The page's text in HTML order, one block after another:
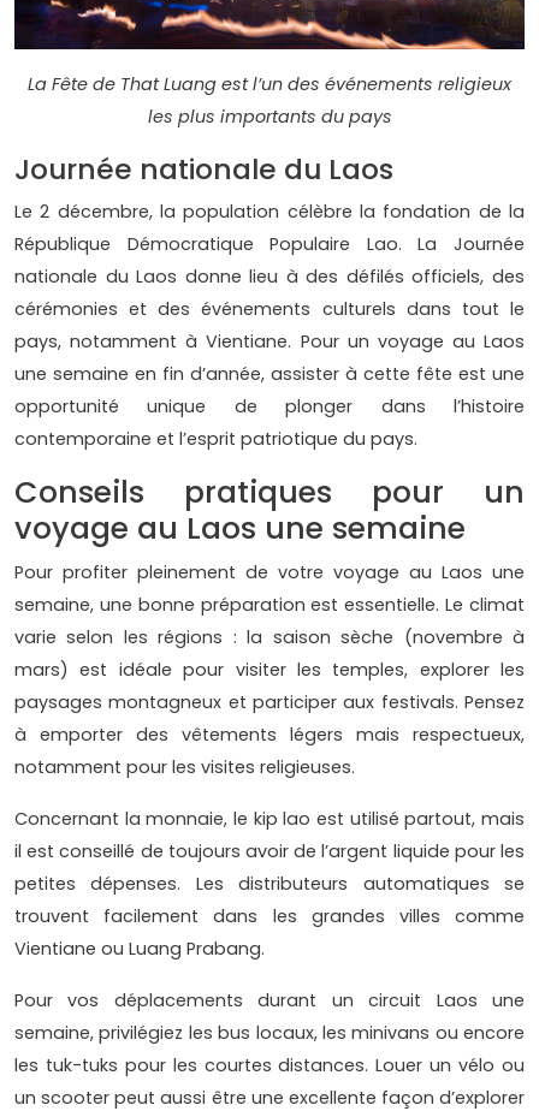
La Fête de That Luang est l’un des événements religieux
les plus importants du pays
Journée nationale du Laos
Le 2 décembre, la population célèbre la fondation de la
République Démocratique Populaire Lao. La Journée
nationale du Laos donne lieu à des défilés officiels, des
cérémonies et des événements culturels dans tout le
pays, notamment à Vientiane. Pour un voyage au Laos
une semaine en fin d’année, assister à cette fête est une
opportunité unique de plonger dans l’histoire
contemporaine et l’esprit patriotique du pays.
Conseils pratiques pour un
voyage au Laos une semaine
Pour profiter pleinement de votre voyage au Laos une
semaine, une bonne préparation est essentielle. Le climat
varie selon les régions : la saison sèche (novembre à
mars) est idéale pour visiter les temples, explorer les
paysages montagneux et participer aux festivals. Pensez
à emporter des vêtements légers mais respectueux,
notamment pour les visites religieuses.
Concernant la monnaie, le kip lao est utilisé partout, mais
il est conseillé de toujours avoir de l’argent liquide pour les
petites dépenses. Les distributeurs automatiques se
trouvent facilement dans les grandes villes comme
Vientiane ou Luang Prabang.
Pour vos déplacements durant un circuit Laos une
semaine, privilégiez les bus locaux, les minivans ou encore
les tuk-tuks pour les courtes distances. Louer un vélo ou
un scooter peut aussi être une excellente façon d’explorer